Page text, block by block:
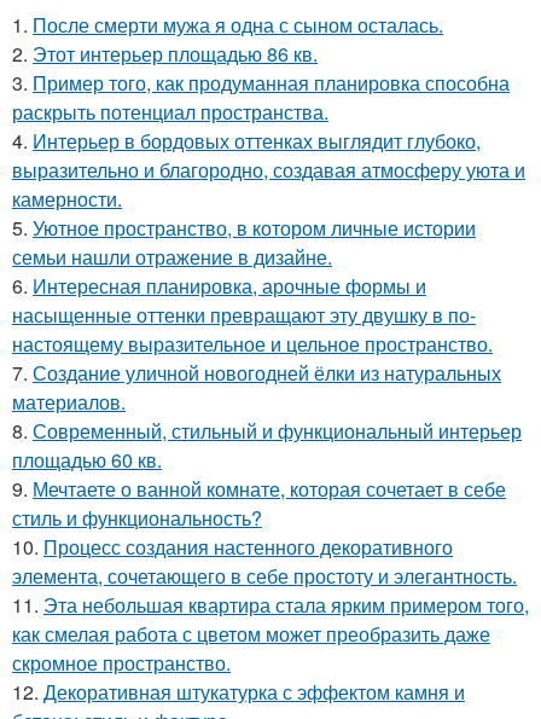
1. После смерти мужа я одна с сыном осталась.
2. Этот интерьер площадью 86 кв.
3. Пример того, как продуманная планировка способна
раскрыть потенциал пространства.
4. Интерьер в бордовых оттенках выглядит глубоко,
выразительно и благородно, создавая атмосферу уюта и
камерности.
5. Уютное пространство, в котором личные истории
семьи нашли отражение в дизайне.
6. Интересная планировка, арочные формы и
насыщенные оттенки превращают эту двушку в по-
настоящему выразительное и цельное пространство.
7. Создание уличной новогодней ёлки из натуральных
материалов.
8. Современный, стильный и функциональный интерьер
площадью 60 кв.
9. Мечтаете о ванной комнате, которая сочетает в себе
стиль и функциональность?
10. Процесс создания настенного декоративного
элемента, сочетающего в себе простоту и элегантность.
11. Эта небольшая квартира стала ярким примером того,
как смелая работа с цветом может преобразить даже
скромное пространство.
12. Декоративная штукатурка с эффектом камня и